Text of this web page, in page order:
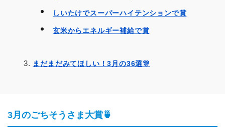
しいたけでスーパーハイテンションで賞
玄米からエネルギー補給で賞
まだまだみてほしい！3月の36選🎊
3月のごちそうさま大賞🍵